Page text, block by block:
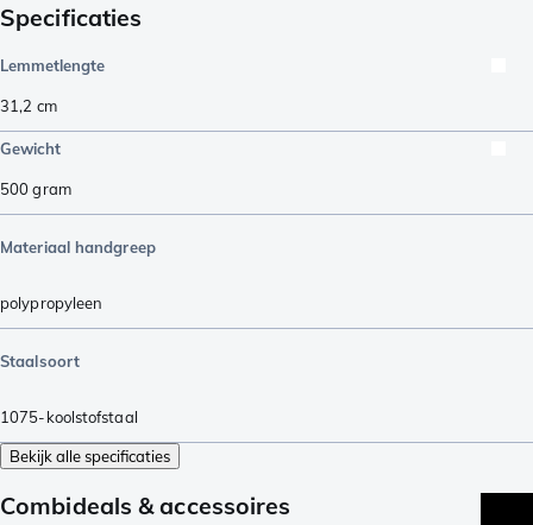
Specificaties
Lemmetlengte
31,2 cm
Gewicht
500gram
Materiaal handgreep
polypropyleen
Staalsoort
1075-koolstofstaal
Bekijk alle specificaties
Combideals & accessoires